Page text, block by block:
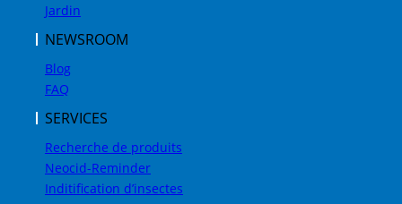
Jardin
NEWSROOM
Blog
FAQ
SERVICES
Recherche de produits
Neocid-Reminder
Inditification d’insectes